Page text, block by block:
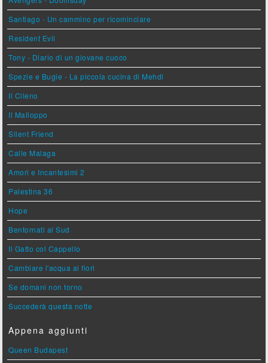
Santiago - Un cammino per ricominciare
Resident Evil
Tony - Diario di un giovane cuoco
Spezie e Bugie - La piccola cucina di Mehdi
Il Cileno
Il Malloppo
Silent Friend
Calle Malaga
Amori e Incantesimi 2
Palestina 36
Hope
Bentornati al Sud
Il Gatto col Cappello
Cambiare l'acqua ai fiori
Se domani non torno
Succederà questa notte
Appena aggiunti
Queen Budapest